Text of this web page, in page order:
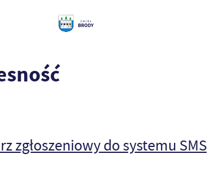
zgłoszeniowy do systemu SMS